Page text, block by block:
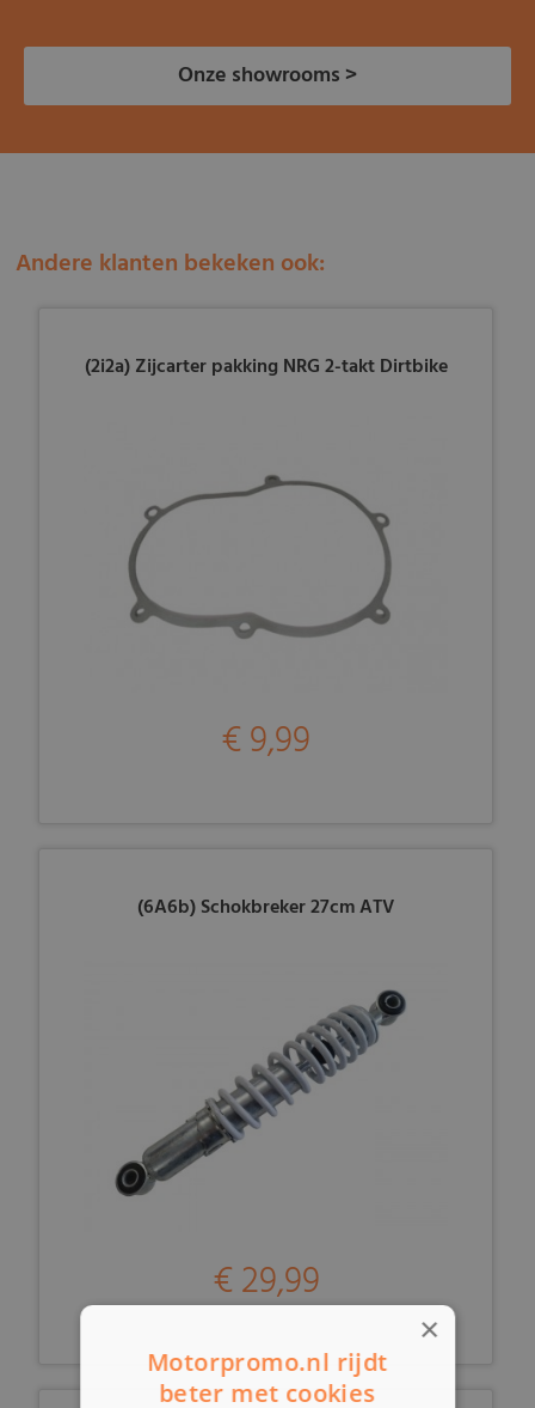
Onze showrooms >
Andere klanten bekeken ook:
(2i2a) Zijcarter pakking NRG 2-takt Dirtbike
€ 9,99
(6A6b) Schokbreker 27cm ATV
€ 29,99
×
Motorpromo.nl rijdt
beter met cookies